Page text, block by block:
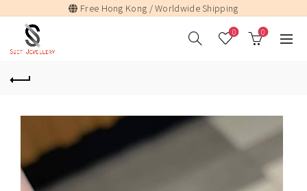
Free Hong Kong / Worldwide Shipping
0 0